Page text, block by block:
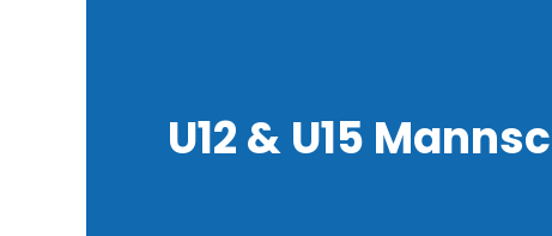
U12 & U15